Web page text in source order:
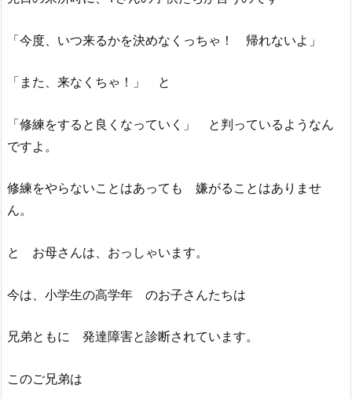
「今度、いつ来るかを決めなくっちゃ！ 帰れないよ」
「また、来なくちゃ！」 と
「修練をすると良くなっていく」 と判っているようなん
ですよ。
修練をやらないことはあっても 嫌がることはありませ
ん。
と お母さんは、おっしゃいます。
今は、小学生の高学年 のお子さんたちは
兄弟ともに 発達障害と診断されています。
このご兄弟は